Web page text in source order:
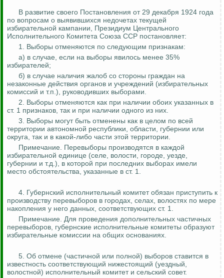
В развитие своего Постановления от 29 декабря 1924 года
по вопросам о выявившихся недочетах текущей
избирательной кампании, Президиум Центрального
Исполнительного Комитета Союза ССР постановляет:
1. Выборы отменяются по следующим признакам:
а) в случае, если на выборы явилось менее 35%
избирателей;
б) в случае наличия жалоб со стороны граждан на
незаконные действия органов и учреждений (избирательных
комиссий и т.п.), руководивших выборами.
2. Выборы отменяются как при наличии обоих указанных в
ст. 1 признаков, так и при наличии одного из них.
3. Выборы могут быть отменены как в целом по всей
территории автономной республики, области, губернии или
округа, так и в какой-либо части этой территории.
Примечание. Перевыборы производятся в каждой
избирательной единице (селе, волости, городе, уезде,
губернии и т.д.), в которой при последних выборах имели
место обстоятельства, указанные в ст. 1.
4. Губернский исполнительный комитет обязан приступить к
производству перевыборов в городах, селах, волостях по мере
накопления у него данных, соответствующих ст. 1.
Примечание. Для проведения дополнительных частичных
перевыборов, губернские исполнительные комитеты образуют
избирательные комиссии на общих основаниях.
5. Об отмене (частичной или полной) выборов ставится в
известность соответствующий нижестоящий (уездный,
волостной) исполнительный комитет и сельский совет.